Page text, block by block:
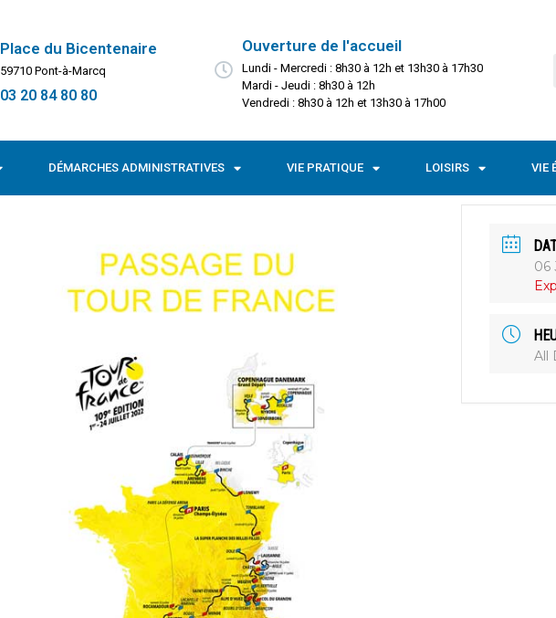
Place du Bicentenaire
59710 Pont-à-Marcq
03 20 84 80 80
Ouverture de l'accueil
Lundi - Mercredi : 8h30 à 12h et 13h30 à 17h30
Mardi - Jeudi : 8h30 à 12h
Vendredi : 8h30 à 12h et 13h30 à 17h00
DÉMARCHES ADMINISTRATIVES VIE PRATIQUE LOISIRS VIE
06
All